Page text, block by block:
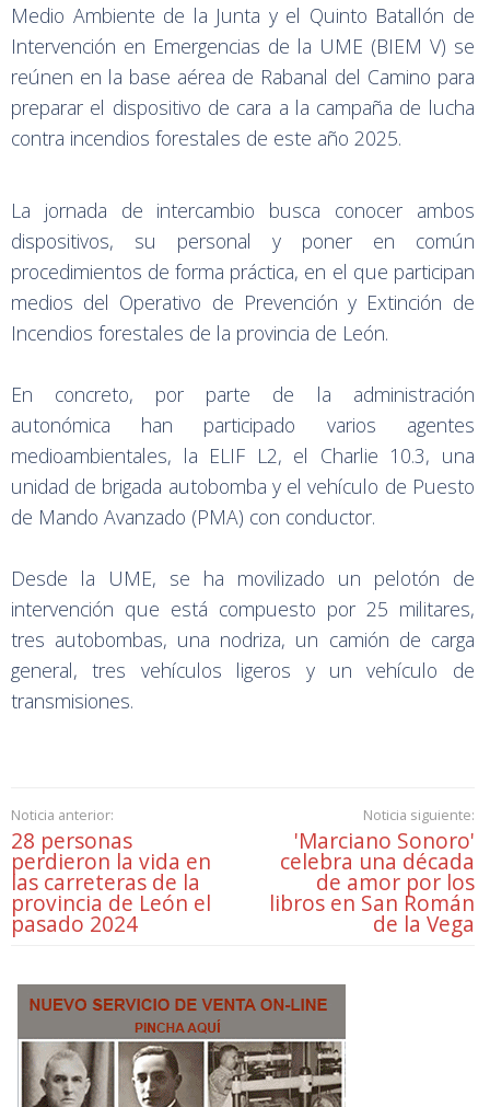
Medio Ambiente de la Junta y el Quinto Batallón de
Intervención en Emergencias de la UME (BIEM V) se
reúnen en la base aérea de Rabanal del Camino para
preparar el dispositivo de cara a la campaña de lucha
contra incendios forestales de este año 2025.
La jornada de intercambio busca conocer ambos
dispositivos, su personal y poner en común
procedimientos de forma práctica, en el que participan
medios del Operativo de Prevención y Extinción de
Incendios forestales de la provincia de León.
En concreto, por parte de la administración
autonómica han participado varios agentes
medioambientales, la ELIF L2, el Charlie 10.3, una
unidad de brigada autobomba y el vehículo de Puesto
de Mando Avanzado (PMA) con conductor.
Desde la UME, se ha movilizado un pelotón de
intervención que está compuesto por 25 militares,
tres autobombas, una nodriza, un camión de carga
general, tres vehículos ligeros y un vehículo de
transmisiones.
Noticia anterior:
28 personas
perdieron la vida en
las carreteras de la
provincia de León el
pasado 2024
Noticia siguiente:
'Marciano Sonoro'
celebra una década
de amor por los
libros en San Román
de la Vega